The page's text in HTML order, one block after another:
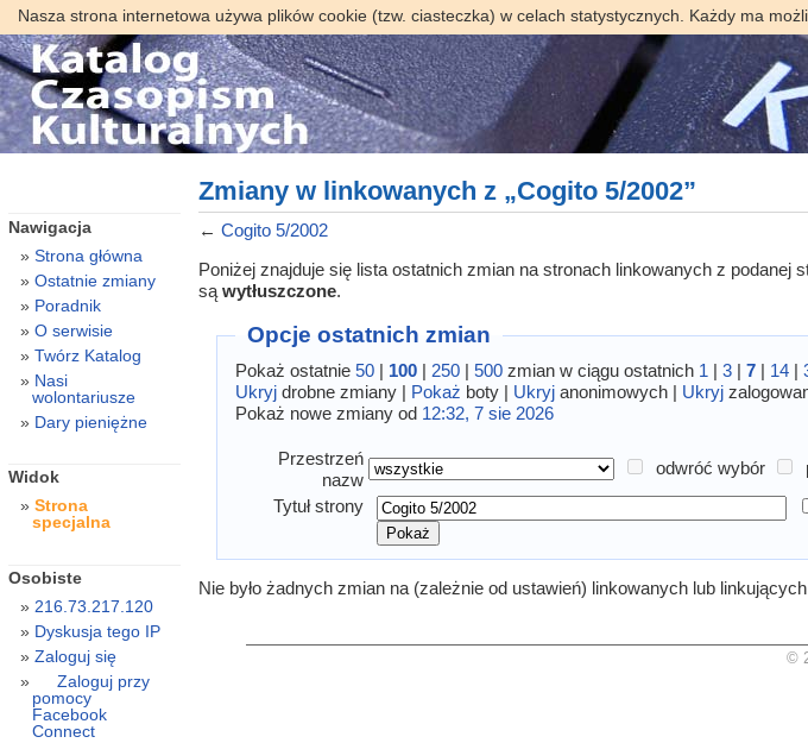
Nasza strona internetowa używa plików cookie (tzw. ciasteczka) w celach statystycznych. Każdy ma
Zmiany w linkowanych z „Cogito 5/2002”
← Cogito 5/2002
Poniżej znajduje się lista ostatnich zmian na stronach linkowanych z
są wytłuszczone.
Opcje ostatnich zmian
Pokaż ostatnie50 | 100 | 250 |500 zmian w ciągu ostatnich 1 |3 |7 | 14 |
Ukryj drobne zmiany | Pokaż boty | Ukryj anonimowych | Ukryj
Pokaż nowe zmiany od 12:32, 7 sie 2026
Przestrzeń
nazw
odwróć wybór
Tytuł strony
Nie było żadnych zmian na (zależnie od ustawień) linkowanych lub
Nawigacja
Strona główna
Ostatnie zmiany
Poradnik
O serwisie
Twórz Katalog
Nasi
wolontariusze
Dary pieniężne
Widok
Strona
specjalna
Osobiste
216.73.217.120
Dyskusja tego IP
Zaloguj się
Zaloguj przy
pomocy
Facebook
Connect
©